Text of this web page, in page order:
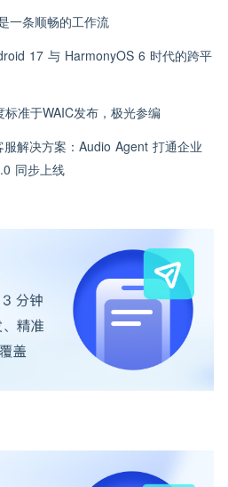
一条顺畅的工作流
17 与 HarmonyOS 6 时代的跨平
准于WAIC发布，极光参编
解决方案：Audio Agent 打通企业
同步上线